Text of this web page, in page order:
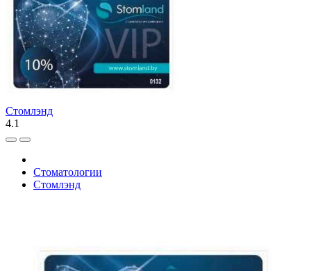
Стомлэнд
4.1
Стоматологии
Стомлэнд